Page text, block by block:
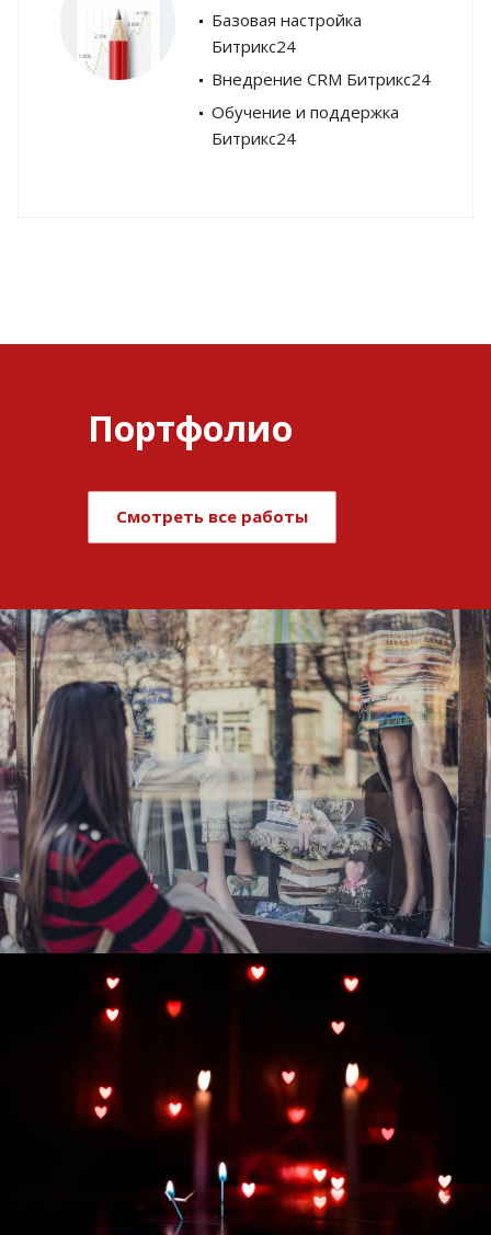
Базовая настройка
Битрикс24
Внедрение CRM Битрикс24
Обучение и поддержка
Битрикс24
Портфолио
Смотреть все работы
Развитие и поддержка интернет-
витрины StepClub
Смотреть проект
Развитие интернет-магазина "Всё для
праздника"
Смотреть проект